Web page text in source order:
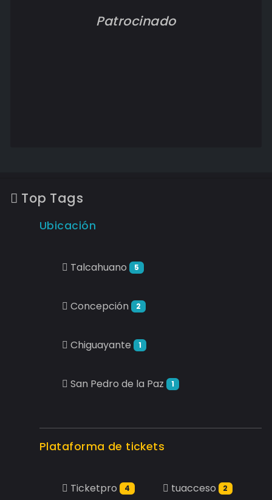
Patrocinado
Top Tags
Ubicación
Talcahuano 5
Concepción 2
Chiguayante 1
San Pedro de la Paz 1
Plataforma de tickets
Ticketpro 4 tuacceso 2